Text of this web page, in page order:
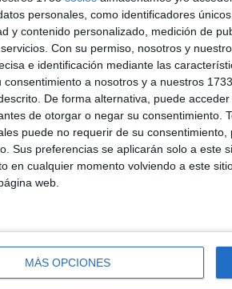
personales, como identificadores
y contenido personalizado, medición de
Con su permiso, nosotros y
e identificación mediante las
consentimiento a nosotros y a nuestros
De forma alternativa, puede
de otorgar o negar su consentimiento.
puede no requerir de su
Sus preferencias se aplicarán solo a este
en cualquier momento volviendo a este
web.
MÁS OPCIONES